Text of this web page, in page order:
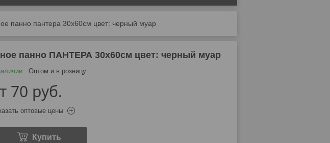
панно пантера 30х60см цвет: черный муар
панно ПАНТЕРА 30х60см цвет: черный муар
Оптом и в розницу
70 руб.
оптовые цены
Купить